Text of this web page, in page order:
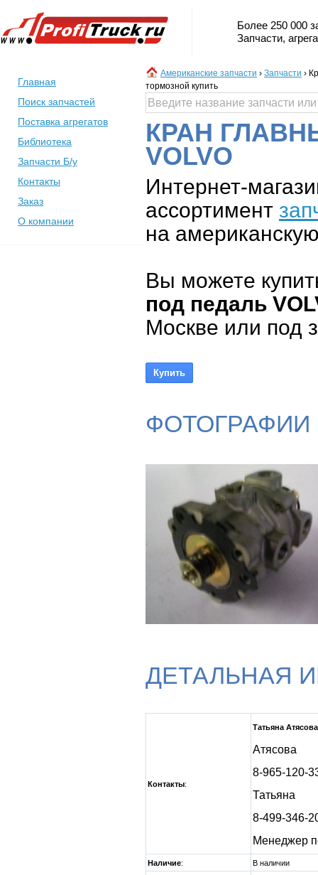
Более 250 000
Запчасти,
Главная
Поиск запчастей
Поставка агрегатов
Библиотека
Запчасти Б/у
Контакты
Заказ
О компании
Американские запчасти › Запчасти ›
тормозной купить
КРАН
VOLVO
Интернет-
ассортимент
на
Вы можете
под педаль
Москве или под
ФОТОГРАФИИ
ДЕТАЛЬНАЯ
Контакты:
Татьяна Атясова
Атясова
8-965-120-
Татьяна
8-499-346-
Менеджер
Наличие:
В наличии